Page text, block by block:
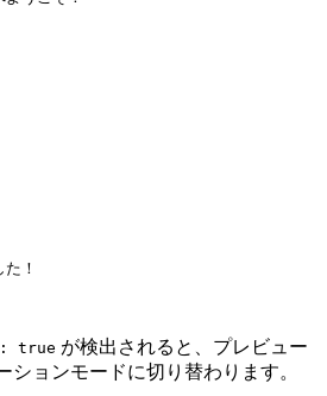
！
true が検出されると、プレビュー
ションモードに切り替わります。